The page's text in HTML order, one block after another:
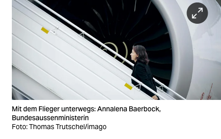
wahrheit
verlag
verlag
veranstaltungen
shop
fragen & hilfe
unterstützen
Mit dem Flieger unterwegs: Annalena Baerbock,
Bundesaussenministerin
Foto: Thomas Trutschel/imago